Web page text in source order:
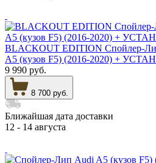
BLACKOUT EDITION Спойлер-
A5 (кузов F5) (2016-2020) +
9 990 руб.
8 700 руб.
Ближайшая дата доставки
12 - 14 августа